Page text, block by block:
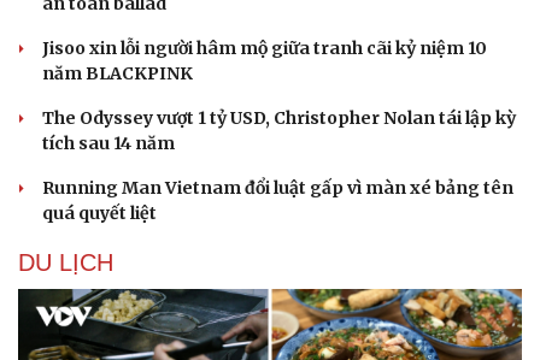
Jisoo xin lỗi người hâm mộ giữa tranh cãi kỷ niệm 10
năm BLACKPINK
The Odyssey vượt 1 tỷ USD, Christopher Nolan tái lập kỳ
tích sau 14 năm
Running Man Vietnam đổi luật gấp vì màn xé bảng tên
quá quyết liệt
DU LỊCH